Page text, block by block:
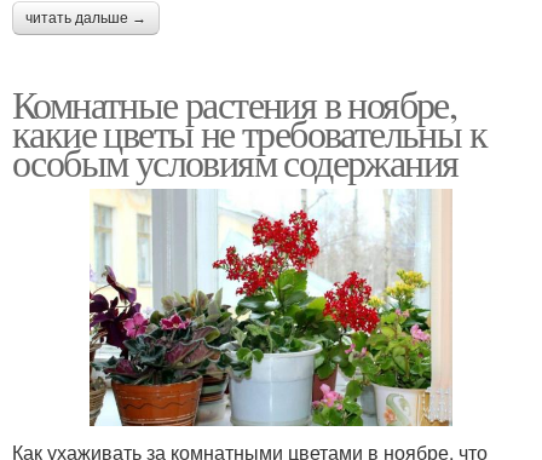
читать дальше →
Комнатные растения в ноябре,
какие цветы не требовательны к
особым условиям содержания
Как ухаживать за комнатными цветами в ноябре, что